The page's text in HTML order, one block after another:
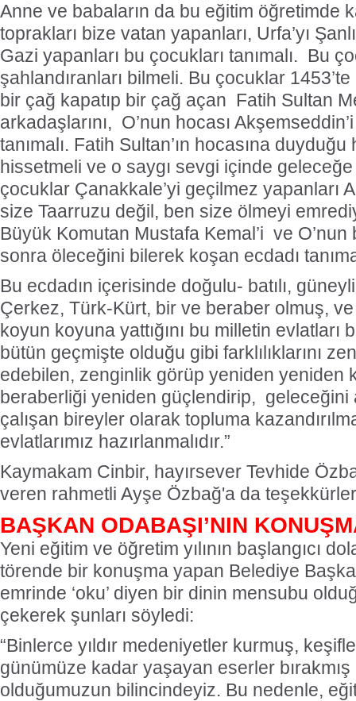
Anne ve babaların da bu eğitim öğretimde
toprakları bize vatan yapanları, Urfa’yı
Gazi yapanları bu çocukları tanımalı. Bu
şahlandıranları bilmeli. Bu çocuklar
bir çağ kapatıp bir çağ açan Fatih Sultan
arkadaşlarını, O’nun hocası
tanımalı. Fatih Sultan’ın hocasına
hissetmeli ve o saygı sevgi içinde geleceğe
çocuklar Çanakkale’yi geçilmez yapanları
size Taarruzu değil, ben size ölmeyi
Büyük Komutan Mustafa Kemal’i ve
sonra öleceğini bilerek koşan ecdadı
Bu ecdadın içerisinde doğulu- batılı,
Çerkez, Türk-Kürt, bir ve beraber olmuş,
koyun koyuna yattığını bu milletin evlatları
bütün geçmişte olduğu gibi farklılıklarını
edebilen, zenginlik görüp yeniden yeniden
beraberliği yeniden güçlendirip, geleceğini
çalışan bireyler olarak topluma
evlatlarımız hazırlanmalıdır.”
Kaymakam Cinbir, hayırsever Tevhide
veren rahmetli Ayşe Özbağ'a da
BAŞKAN ODABAŞI’NIN
Yeni eğitim ve öğretim yılının başlangıcı
törende bir konuşma yapan Belediye
emrinde ‘oku’ diyen bir dinin mensubu
çekerek şunları söyledi:
“Binlerce yıldır medeniyetler kurmuş,
günümüze kadar yaşayan eserler bırakmış
olduğumuzun bilincindeyiz. Bu nedenle,